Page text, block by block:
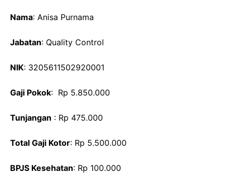
Nama: Anisa Purnama
Jabatan: Quality Control
NIK: 3205611502920001
Gaji Pokok: Rp 5.850.000
Tunjangan : Rp 475.000
Total Gaji Kotor: Rp 5.500.000
BPJS Kesehatan: Rp 100.000